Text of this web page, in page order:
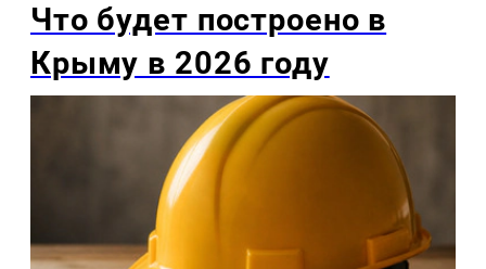
Что будет построено в
Крыму в 2026 году